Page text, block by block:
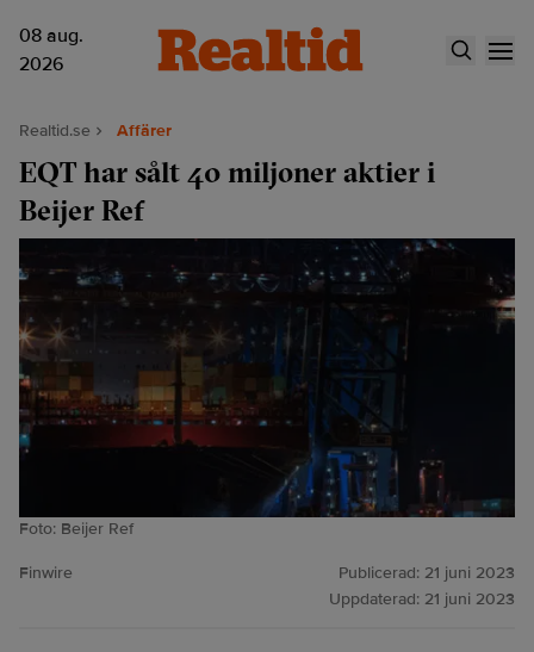
08 aug.
2026
Realtid.se Affärer
EQT har sålt 40 miljoner aktier i
Beijer Ref
Foto: Beijer Ref
Finwire Publicerad: 21 juni 2023
Uppdaterad: 21 juni 2023